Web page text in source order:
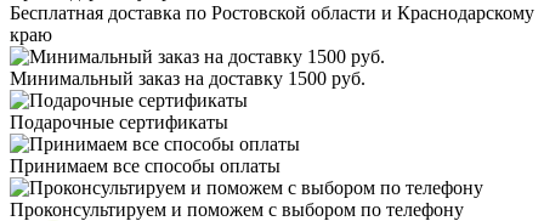
Бесплатная доставка по Ростовской области и Краснодарскому
краю
Минимальный заказ на доставку 1500 руб.
Подарочные сертификаты
Принимаем все способы оплаты
Проконсультируем и поможем с выбором по телефону